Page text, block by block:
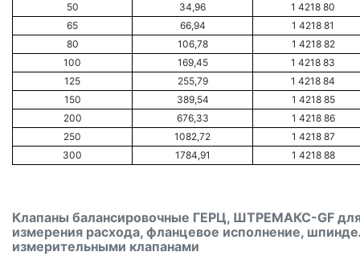
Клапаны балансировочные ГЕРЦ, ШТРЕМАКС-GF для
измерения расхода, фланцевое исполнение,
измерительными клапанами
50
34,96
1 4218 80
65
66,94
1 4218 81
80
106,78
1 4218 82
100
169,45
1 4218 83
125
255,79
1 4218 84
150
389,54
1 4218 85
200
676,33
1 4218 86
250
1082,72
1 4218 87
300
1784,91 1 4218 88